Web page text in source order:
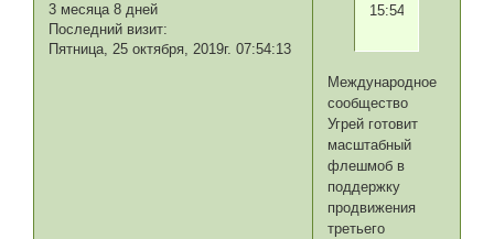
3 месяца 8 дней
Последний визит:
Пятница, 25 октября, 2019г. 07:54:13
15:54:10)
Международное
сообщество
Угрей готовит
масштабный
флешмоб в
поддержку
продвижения
третьего